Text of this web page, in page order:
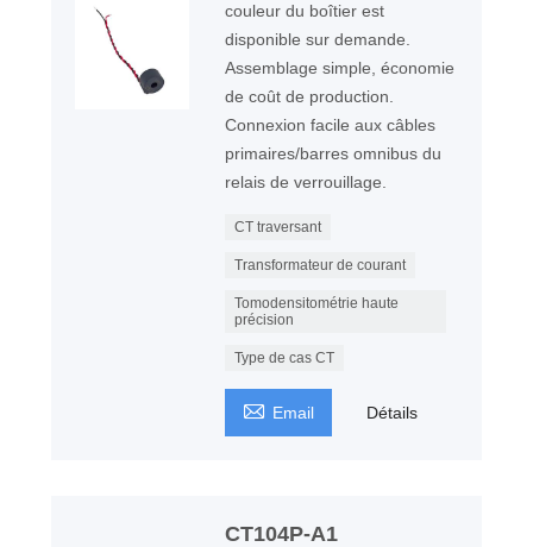
couleur du boîtier est
disponible sur demande.
Assemblage simple, économie
de coût de production.
Connexion facile aux câbles
primaires/barres omnibus du
relais de verrouillage.
CT traversant
Transformateur de courant
Tomodensitométrie haute
précision
Type de cas CT
 Email Détails
CT104P-A1